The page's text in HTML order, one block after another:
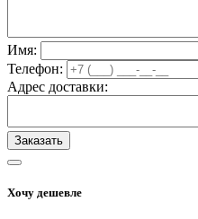
Имя:
Телефон:
Адрес доставки:
Хочу дешевле